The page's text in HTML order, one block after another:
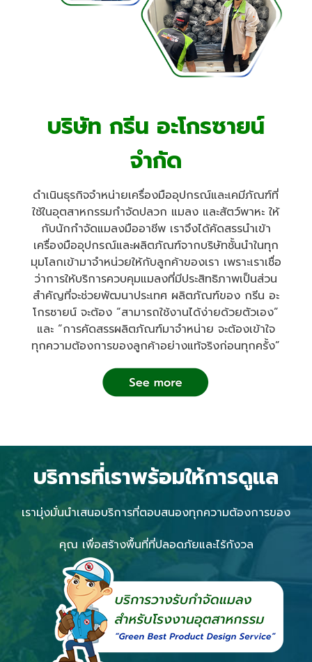
บริษัท กรีน อะโกรซายน์
จำกัด
ดำเนินธุรกิจจำหน่ายเครื่องมืออุปกรณ์และเคมีภัณฑ์ที่
ใช้ในอุตสาหกรรมกำจัดปลวก แมลง และสัตว์พาหะ ให้
กับนักกำจัดแมลงมืออาชีพ เราจึงได้คัดสรรนำเข้า
เครื่องมืออุปกรณ์และผลิตภัณฑ์จากบริษัทชั้นนำในทุก
มุมโลกเข้ามาจำหน่วยให้กับลูกค้าของเรา เพราะเราเชื่อ
ว่าการให้บริการควบคุมแมลงที่มีประสิทธิภาพเป็นส่วน
สำคัญที่จะช่วยพัฒนาประเทศ ผลิตภัณฑ์ของ กรีน อะ
โกรซายน์ จะต้อง “สามารถใช้งานได้ง่ายด้วยตัวเอง”
และ “การคัดสรรผลิตภัณฑ์มาจำหน่าย จะต้องเข้าใจ
ทุกความต้องการของลูกค้าอย่างแท้จริงก่อนทุกครั้ง”
บริการที่เราพร้อมให้การดูแล
เรามุ่งมั่นนำเสนอบริการที่ตอบสนองทุกความต้องการของ
คุณ เพื่อสร้างพื้นที่ที่ปลอดภัยและไร้กังวล